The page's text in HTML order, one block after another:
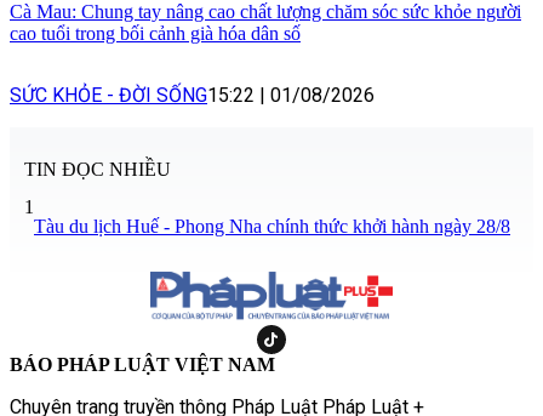
Cà Mau: Chung tay nâng cao chất lượng chăm sóc sức khỏe người
cao tuổi trong bối cảnh già hóa dân số
SỨC KHỎE - ĐỜI SỐNG15:22 01/08/2026
TIN ĐỌC NHIỀU
1
Tàu du lịch Huế - Phong Nha chính thức khởi hành ngày 28/8
BÁO PHÁP LUẬT VIỆT NAM
Chuyên trang truyền thông Pháp Luật Pháp Luật +